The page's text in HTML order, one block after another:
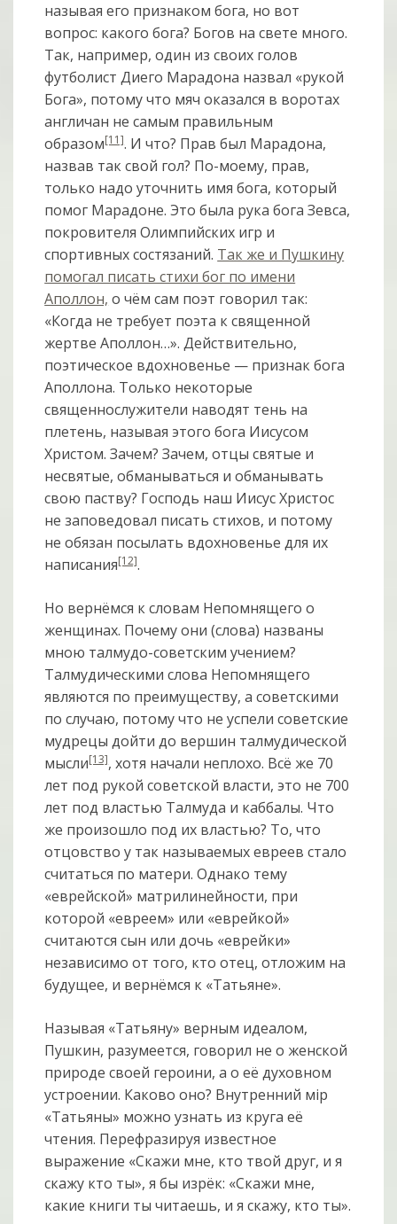
называя его признаком бога, но вот
вопрос: какого бога? Богов на свете много.
Так, например, один из своих голов
футболист Диего Марадона назвал «рукой
Бога», потому что мяч оказался в воротах
англичан не самым правильным
образом[11]. И что? Прав был Марадона,
назвав так свой гол? По-моему, прав,
только надо уточнить имя бога, который
помог Марадоне. Это была рука бога Зевса,
покровителя Олимпийских игр и
спортивных состязаний. Так же и Пушкину
помогал писать стихи бог по имени
Аполлон, о чём сам поэт говорил так:
«Когда не требует поэта к священной
жертве Аполлон…». Действительно,
поэтическое вдохновенье — признак бога
Аполлона. Только некоторые
священнослужители наводят тень на
плетень, называя этого бога Иисусом
Христом. Зачем? Зачем, отцы святые и
несвятые, обманываться и обманывать
свою паству? Господь наш Иисус Христос
не заповедовал писать стихов, и потому
не обязан посылать вдохновенье для их
написания[12].
Но вернёмся к словам Непомнящего о
женщинах. Почему они (слова) названы
мною талмудо-советским учением?
Талмудическими слова Непомнящего
являются по преимуществу, а советскими
по случаю, потому что не успели советские
мудрецы дойти до вершин талмудической
мысли[13], хотя начали неплохо. Всё же 70
лет под рукой советской власти, это не 700
лет под властью Талмуда и каббалы. Что
же произошло под их властью? То, что
отцовство у так называемых евреев стало
считаться по матери. Однако тему
«еврейской» матрилинейности, при
которой «евреем» или «еврейкой»
считаются сын или дочь «еврейки»
независимо от того, кто отец, отложим на
будущее, и вернёмся к «Татьяне».
Называя «Татьяну» верным идеалом,
Пушкин, разумеется, говорил не о женской
природе своей героини, а о её духовном
устроении. Каково оно? Внутренний мiр
«Татьяны» можно узнать из круга её
чтения. Перефразируя известное
выражение «Скажи мне, кто твой друг, и я
скажу кто ты», я бы изрёк: «Скажи мне,
какие книги ты читаешь, и я скажу, кто ты».